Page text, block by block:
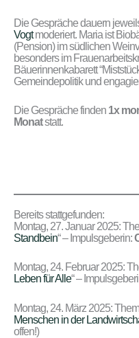
Die Gespräche dauern
Vogtmoderiert. Maria ist
(Pension) im südlichen
besonders im
Bäuerinnenkabarett
Gemeindepolitik und
Die Gespräche finden 1x
Monatstatt.
Bereits stattgefunden:
Montag, 27. Januar 2025:
Standbein“ – Impulsgeberin:
Montag, 24. Februar 2025:
Leben für Alle“ –
Montag, 24. März 2025:
Menschen in der
offen!)